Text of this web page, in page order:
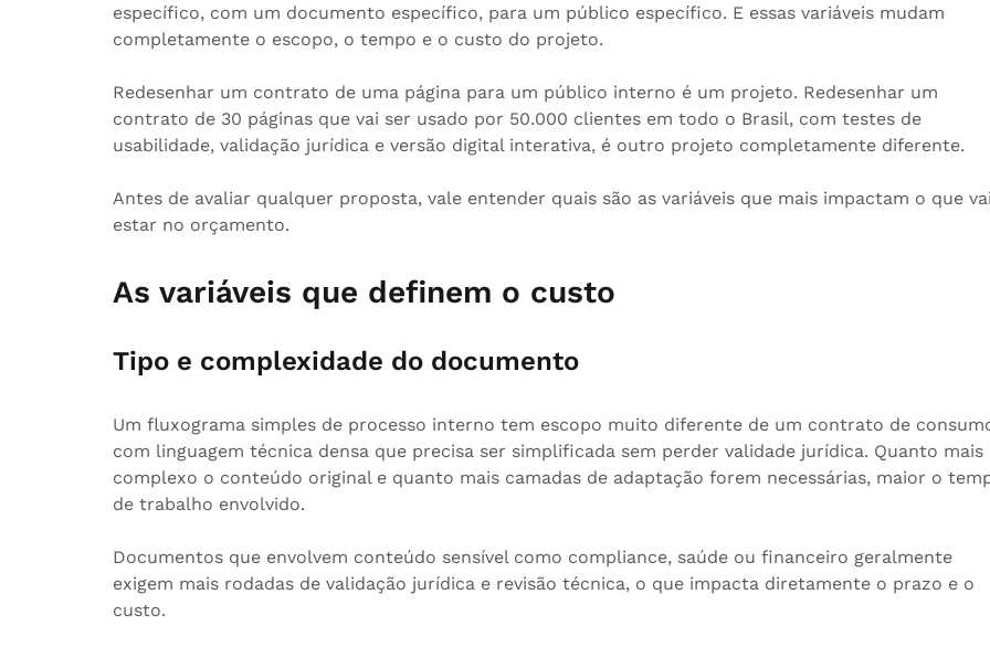
específico, com um documento específico, para um público específico. E essas variáveis mudam
completamente o escopo, o tempo e o custo do projeto.
Redesenhar um contrato de uma página para um público interno é um projeto. Redesenhar um
contrato de 30 páginas que vai ser usado por 50.000 clientes em todo o Brasil, com testes de
usabilidade, validação jurídica e versão digital interativa, é outro projeto completamente diferente.
Antes de avaliar qualquer proposta, vale entender quais são as variáveis que mais impactam o que
estar no orçamento.
As variáveis que definem o custo
Tipo e complexidade do documento
Um fluxograma simples de processo interno tem escopo muito diferente de um contrato de
com linguagem técnica densa que precisa ser simplificada sem perder validade jurídica. Quanto mais
complexo o conteúdo original e quanto mais camadas de adaptação forem necessárias, maior o
de trabalho envolvido.
Documentos que envolvem conteúdo sensível como compliance, saúde ou financeiro geralmente
exigem mais rodadas de validação jurídica e revisão técnica, o que impacta diretamente o prazo e o
custo.